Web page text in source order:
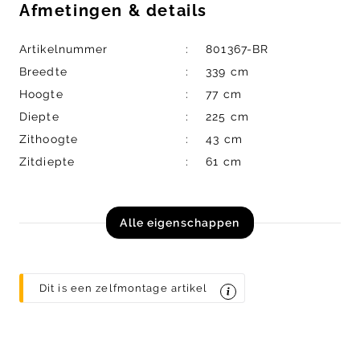
Afmetingen & details
Artikelnummer
801367-BR
Breedte
339 cm
Hoogte
77 cm
Diepte
225 cm
Zithoogte
43 cm
Zitdiepte
61 cm
Alle eigenschappen
Dit is een zelfmontage artikel